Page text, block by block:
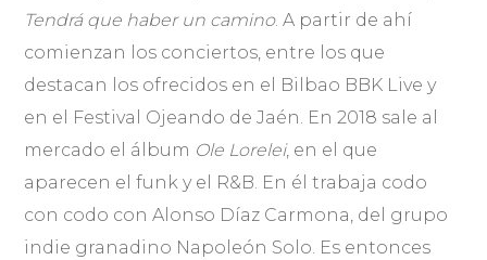
Tendrá que haber un camino. A partir de ahí
comienzan los conciertos, entre los que
destacan los ofrecidos en el Bilbao BBK Live y
en el Festival Ojeando de Jaén. En 2018 sale al
mercado el álbum Ole Lorelei, en el que
aparecen el funk y el R&B. En él trabaja codo
con codo con Alonso Díaz Carmona, del grupo
indie granadino Napoleón Solo. Es entonces